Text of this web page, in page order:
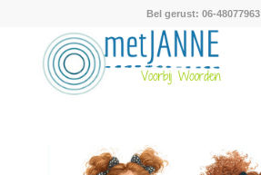
Bel gerust: 06-48077963